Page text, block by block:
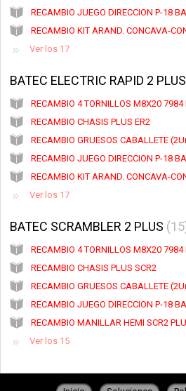
RECAMBIO JUEGO DIRECCION P-18
RECAMBIO KIT ARAND. CONCAVA-
Ver los 17
BATEC ELECTRIC RAPID 2 PLUS
RECAMBIO 4 TORNILLOS M8X20 7984
RECAMBIO CHASIS PLUS ER2
RECAMBIO GRUESOS CABALLETE
RECAMBIO JUEGO DIRECCION P-18
RECAMBIO KIT ARAND. CONCAVA-
Ver los 17
BATEC SCRAMBLER 2 PLUS 15
RECAMBIO 4 TORNILLOS M8X20 7984
RECAMBIO CHASIS PLUS SCR2
RECAMBIO GRUESOS CABALLETE
RECAMBIO JUEGO DIRECCION P-18
RECAMBIO MANILLAR HEMI SCR2
Ver los 15